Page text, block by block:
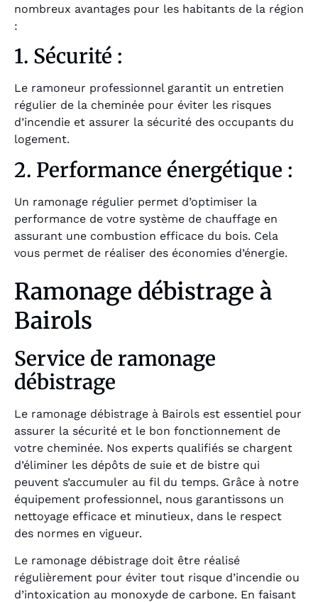
nombreux avantages pour les habitants de la région
:
1. Sécurité :
Le ramoneur professionnel garantit un entretien
régulier de la cheminée pour éviter les risques
d’incendie et assurer la sécurité des occupants du
logement.
2. Performance énergétique :
Un ramonage régulier permet d’optimiser la
performance de votre système de chauffage en
assurant une combustion efficace du bois. Cela
vous permet de réaliser des économies d’énergie.
Ramonage débistrage à
Bairols
Service de ramonage
débistrage
Le ramonage débistrage à Bairols est essentiel pour
assurer la sécurité et le bon fonctionnement de
votre cheminée. Nos experts qualifiés se chargent
d’éliminer les dépôts de suie et de bistre qui
peuvent s’accumuler au fil du temps. Grâce à notre
équipement professionnel, nous garantissons un
nettoyage efficace et minutieux, dans le respect
des normes en vigueur.
Le ramonage débistrage doit être réalisé
régulièrement pour éviter tout risque d’incendie ou
d’intoxication au monoxyde de carbone. En faisant